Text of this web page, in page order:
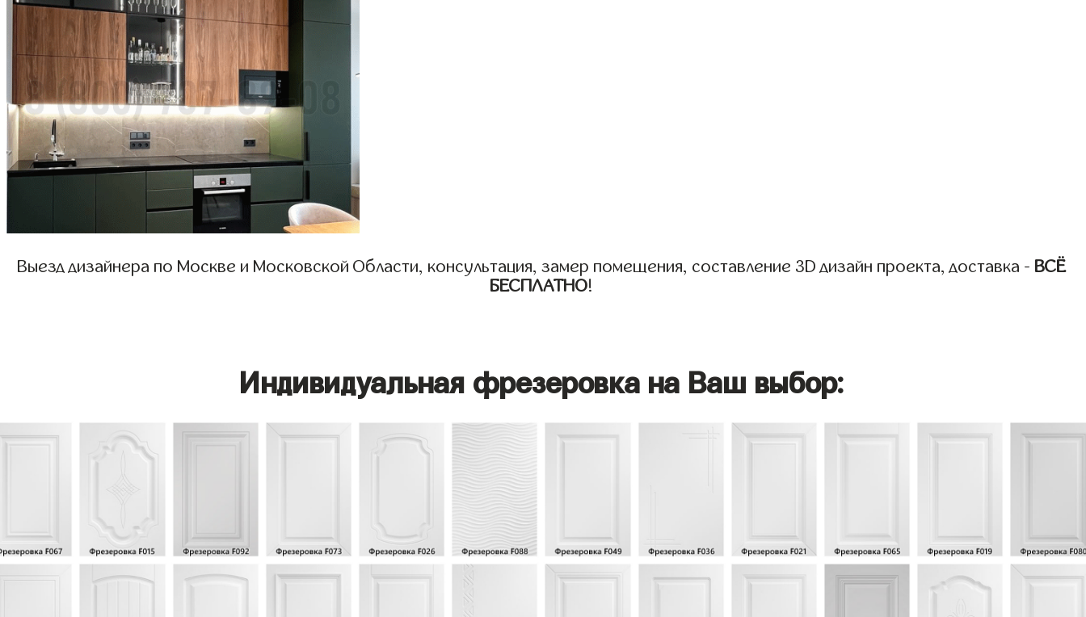
Выезд дизайнера по Москве и Московской Области, консультация, замер помещения, составление 3D дизайн проекта, доставка - ВСЁ
БЕСПЛАТНО!
Индивидуальная фрезеровка на Ваш выбор: